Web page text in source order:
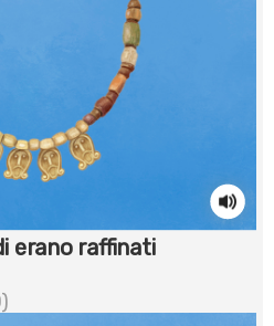
erano raffinati